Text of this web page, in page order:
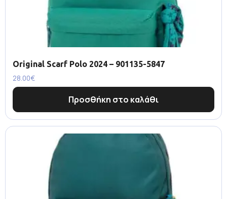
Original Scarf Polo 2024 – 901135-5847
28.00€
Προσθήκη στο καλάθι